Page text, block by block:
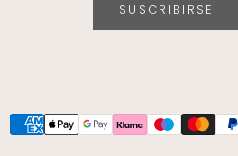
SUSCRIBIRSE